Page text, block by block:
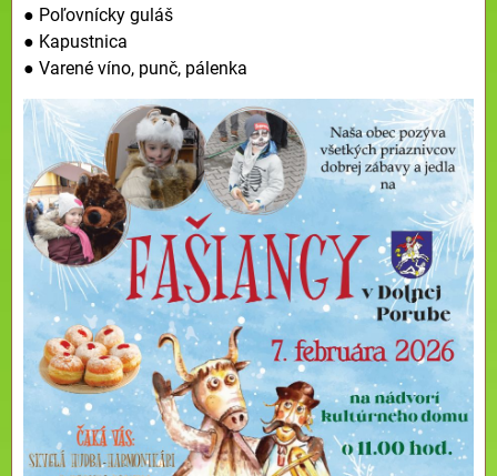
● Poľovnícky guláš
● Kapustnica
● Varené víno, punč, pálenka